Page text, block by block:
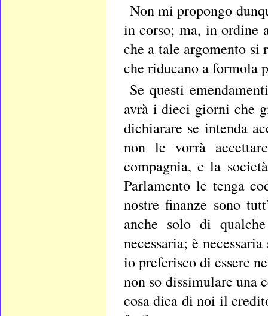
Non mi propongo
in corso; ma, in ordine
che a tale argomento si
che riducano a formola
Se questi
avrà i dieci giorni che
dichiarare se intenda
non le vorrà
compagnia, e la
Parlamento le tenga
nostre finanze sono
anche solo di
necessaria; è
io preferisco di essere
non so dissimulare una
cosa dica di noi il